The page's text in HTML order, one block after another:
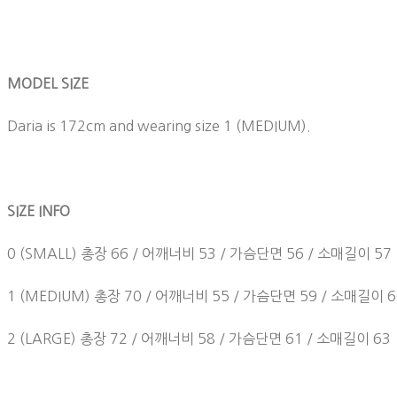
MODEL SIZE
Daria is 172cm and wearing size 1 (MEDIUM).
SIZE INFO
0 (SMALL) 총장 66 / 어깨너비 53 / 가슴단면 56 / 소매길이 57
1 (MEDIUM) 총장 70 / 어깨너비 55 / 가슴단면 59 / 소매길이
2 (LARGE) 총장 72 / 어깨너비 58 / 가슴단면 61 / 소매길이 63